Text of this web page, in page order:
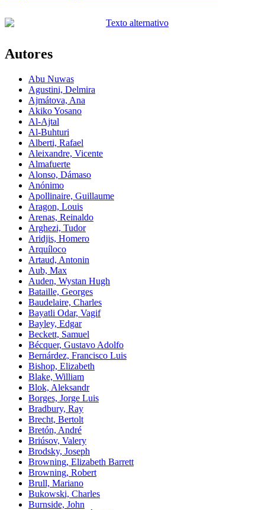
Autores
Abu Nuwas
Agustini, Delmira
Ajmátova, Ana
Akiko Yosano
Al-Ajtal
Al-Buhturi
Alberti, Rafael
Aleixandre, Vicente
Almafuerte
Alonso, Dámaso
Anónimo
Apollinaire, Guillaume
Aragon, Louis
Arenas, Reinaldo
Arghezi, Tudor
Aridjis, Homero
Arquíloco
Artaud, Antonin
Aub, Max
Auden, Wystan Hugh
Bataille, Georges
Baudelaire, Charles
Bayatli Odar, Vagif
Bayley, Edgar
Beckett, Samuel
Bécquer, Gustavo Adolfo
Bernárdez, Francisco Luis
Bishop, Elizabeth
Blake, William
Blok, Aleksandr
Borges, Jorge Luis
Bradbury, Ray
Brecht, Bertolt
Bretón, André
Briúsov, Valery
Brodsky, Joseph
Browning, Elizabeth Barrett
Browning, Robert
Brull, Mariano
Bukowski, Charles
Burnside, John